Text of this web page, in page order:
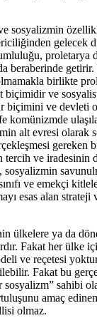
sosyalizmin
gelecek
beraberinde
birlikte
ve
biçimini ve devleti
komünizmde
alt evresi olarak
gereken
ve iradesinin
ve emekçi
esas alan strateji
ülkelere ya da
Fakat her ülke
ve reçetesi
Fakat bu
sahibi
amaç
olmaz.